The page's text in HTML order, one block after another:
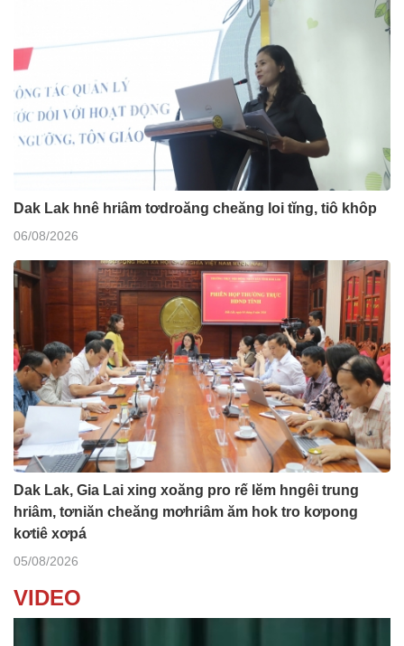
Dak Lak hnê hriâm tơdroăng cheăng loi tĭng, tiô khôp
06/08/2026
Dak Lak, Gia Lai xing xoăng pro rế lĕm hngêi trung
hriâm, tơniăn cheăng mơhriâm ăm hok tro kơpong
kơtiê xơpá
05/08/2026
VIDEO